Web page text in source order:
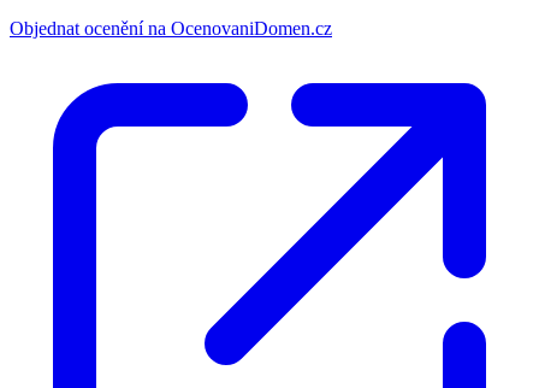
Objednat ocenění na OcenovaniDomen.cz